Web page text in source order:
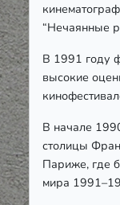
“Нечаянные
В 1991 году
высокие
В начале
столицы
Париже, где
мира